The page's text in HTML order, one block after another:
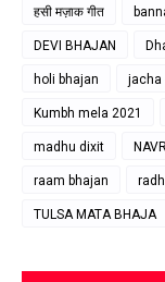
हसी मज़ाक गीत
DEVI BHAJAN
holi bhajan jacha
Kumbh mela 2021
madhu dixit
raam bhajan
TULSA MATA BHAJA